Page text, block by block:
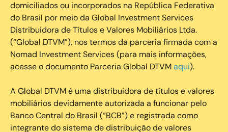
domiciliados ou incorporados na República Federativa
do Brasil por meio da Global Investment Services
Distribuidora de Títulos e Valores Mobiliários Ltda.
(“Global DTVM”), nos termos da parceria firmada com a
Nomad Investment Services (para mais informações,
acesse o documento Parceria Global DTVMaqui).
A Global DTVM é uma distribuidora de títulos e valores
mobiliários devidamente autorizada a funcionar pelo
Banco Central do Brasil (“BCB”) e registrada como
integrante do sistema de distribuição de valores